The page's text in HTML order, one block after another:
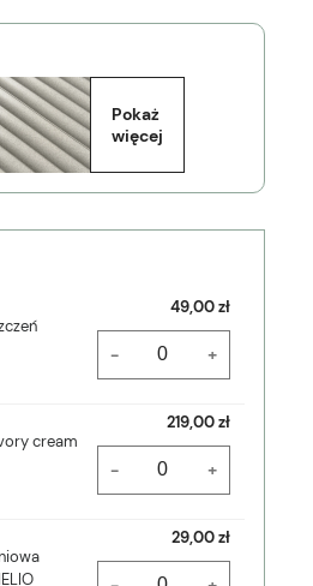
Pokaż
więcej
49,00 zł
- +
cream
219,00 zł
- +
29,00 zł